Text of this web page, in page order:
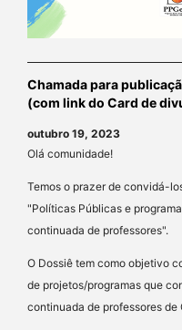
Chamada para
(com link do Card de
outubro 19, 2023
Olá comunidade!
Temos o prazer de convidá-
"Políticas Públicas e
continuada de professores".
O Dossiê tem como objetivo
de projetos/programas que
continuada de professores